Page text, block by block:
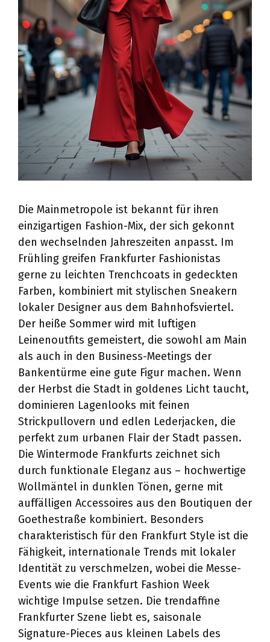
Die Mainmetropole ist bekannt für ihren
einzigartigen Fashion-Mix, der sich gekonnt
den wechselnden Jahreszeiten anpasst. Im
Frühling greifen Frankfurter Fashionistas
gerne zu leichten Trenchcoats in gedeckten
Farben, kombiniert mit stylischen Sneakern
lokaler Designer aus dem Bahnhofsviertel.
Der heiße Sommer wird mit luftigen
Leinenoutfits gemeistert, die sowohl am Main
als auch in den Business-Meetings der
Bankentürme eine gute Figur machen. Wenn
der Herbst die Stadt in goldenes Licht taucht,
dominieren Lagenlooks mit feinen
Strickpullovern und edlen Lederjacken, die
perfekt zum urbanen Flair der Stadt passen.
Die Wintermode Frankfurts zeichnet sich
durch funktionale Eleganz aus – hochwertige
Wollmäntel in dunklen Tönen, gerne mit
auffälligen Accessoires aus den Boutiquen der
Goethestraße kombiniert. Besonders
charakteristisch für den Frankfurt Style ist die
Fähigkeit, internationale Trends mit lokaler
Identität zu verschmelzen, wobei die Messe-
Events wie die Frankfurt Fashion Week
wichtige Impulse setzen. Die trendaffine
Frankfurter Szene liebt es, saisonale
Signature-Pieces aus kleinen Labels des